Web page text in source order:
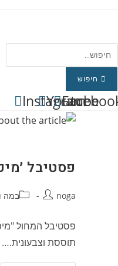
חיפוש
Youtube
Instagram
פסטיבל ׳מיפו עד
מחבר:
noga קטגוריה:
במה
תוססת וצבעונית.…